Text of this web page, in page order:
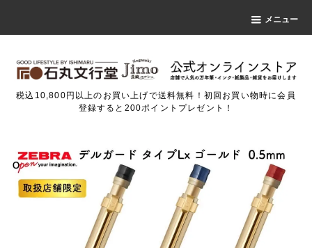
メニュー
税込10,800円以上のお買い上げで送料無料！初回お買い物時に会員
登録すると200ポイントプレゼント！